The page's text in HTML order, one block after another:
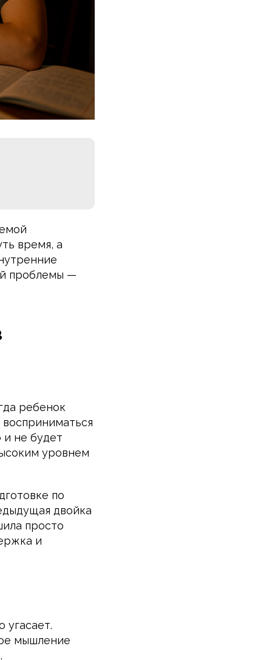
время, а
проблемы —
ребенок
и не будет
уровнем
по
двойка
просто
и
угасает.
мышление